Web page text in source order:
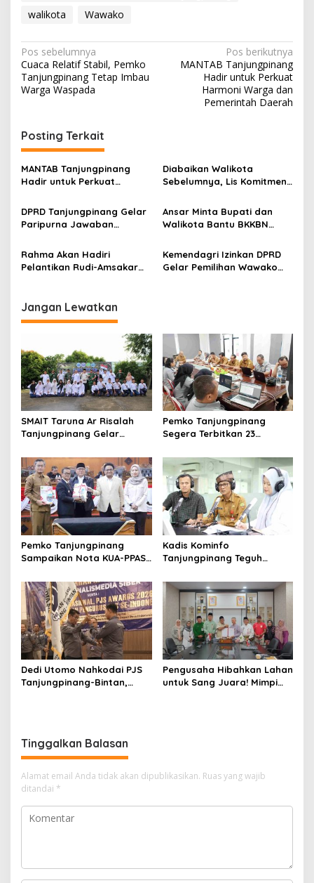
walikota
Wawako
N
a
v
g
a
s
i
p
o
s
Pos sebelumnya
Cuaca Relatif Stabil, Pemko
Tanjungpinang Tetap Imbau
Warga Waspada
Pos berikutnya
MANTAB Tanjungpinang
Hadir untuk Perkuat
Harmoni Warga dan
Pemerintah Daerah
Posting Terkait
MANTAB Tanjungpinang
Hadir untuk Perkuat
Pemerintah Daerah
Diabaikan Walikota
Sebelumnya, Lis Komitmen
dalam Programnya
DPRD Tanjungpinang Gelar
Paripurna Jawaban
Fraksi Terhadap Ranperda
Ansar Minta Bupati dan
Walikota Bantu BKKBN
Rahma Akan Hadiri
Pelantikan Rudi-Amsakar
Kemendagri Izinkan DPRD
Gelar Pemilihan Wawako
Jangan Lewatkan
SMAIT Taruna Ar Risalah
Tanjungpinang Gelar
Tanamkan Disiplin dan Jiwa
Kepemimpinan
Pemko Tanjungpinang
Segera Terbitkan 23
Pemko Tanjungpinang
Sampaikan Nota KUA-PPAS
DPRD
Kadis Kominfo
Tanjungpinang Teguh
Warga Jadi Bahan Evaluasi
Pemerintah
Dedi Utomo Nahkodai PJS
Tanjungpinang-Bintan,
Pengusaha Hibahkan Lahan
untuk Sang Juara! Mimpi
Tinggalkan Balasan
Alamat email Anda tidak akan dipublikasikan. Ruas yang wajib
ditandai *